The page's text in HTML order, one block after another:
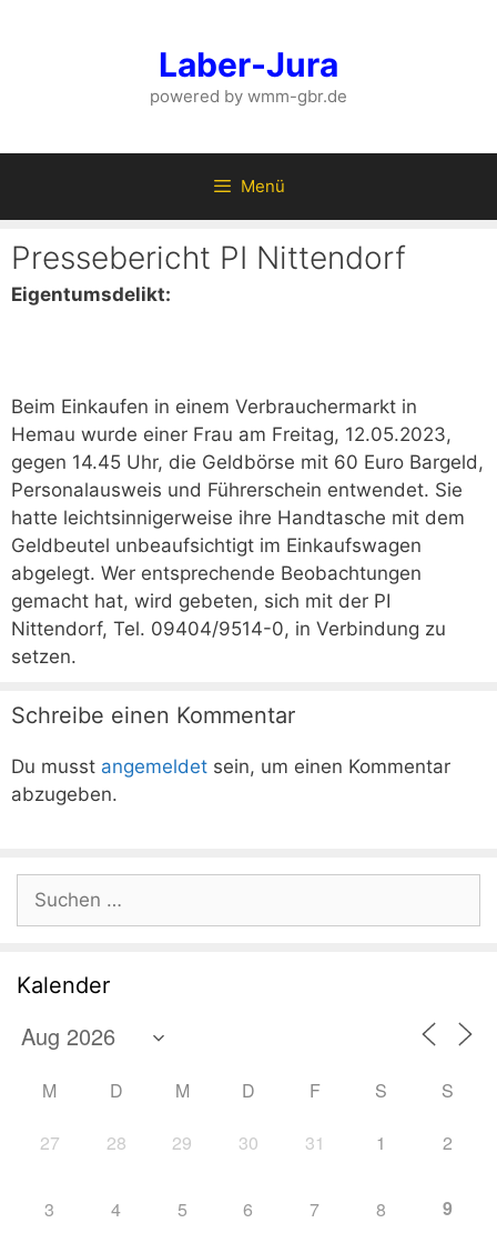
Laber-Jura
powered by wmm-gbr.de
Menü
Pressebericht PI Nittendorf
Eigentumsdelikt:
Beim Einkaufen in einem Verbrauchermarkt in
Hemau wurde einer Frau am Freitag, 12.05.2023,
gegen 14.45 Uhr, die Geldbörse mit 60 Euro Bargeld,
Personalausweis und Führerschein entwendet. Sie
hatte leichtsinnigerweise ihre Handtasche mit dem
Geldbeutel unbeaufsichtigt im Einkaufswagen
abgelegt. Wer entsprechende Beobachtungen
gemacht hat, wird gebeten, sich mit der PI
Nittendorf, Tel. 09404/9514-0, in Verbindung zu
setzen.
Schreibe einen Kommentar
Du musst angemeldet sein, um einen Kommentar
abzugeben.
nach:
Kalender
M D M D F S S
27 28 29 30 31 1 2
3 4 5 6 7 8 9